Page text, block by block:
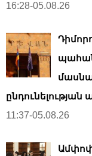
16:28-05.08.26
ընդունելության
11:37-05.08.26